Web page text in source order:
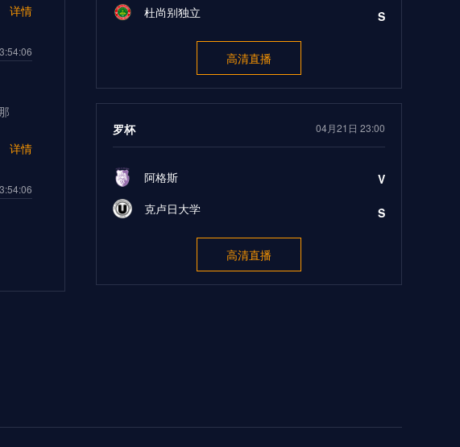
详情
详情
详情
杜尚别独立
S
高清直播
罗杯 04月21日 23:00
阿格斯
克卢日大学
V
S
高清直播